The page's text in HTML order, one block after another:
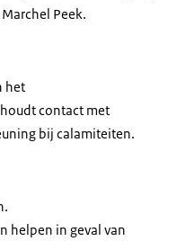
Peek.
het
contact met
bij calamiteiten.
helpen in geval van